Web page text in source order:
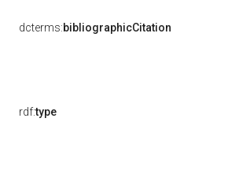
dcterms:bibliographicCitation
rdf:type